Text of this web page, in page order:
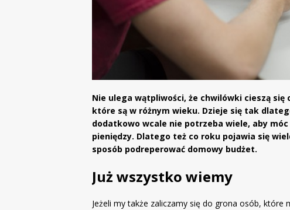
Nie ulega wątpliwości, że chwilówki cieszą
które są w różnym wieku. Dzieje się tak
dodatkowo wcale nie potrzeba wiele, aby
pieniędzy. Dlatego też co roku pojawia się
sposób podreperować domowy budżet.
Już wszystko wiemy
Jeżeli my także zaliczamy się do grona osób,